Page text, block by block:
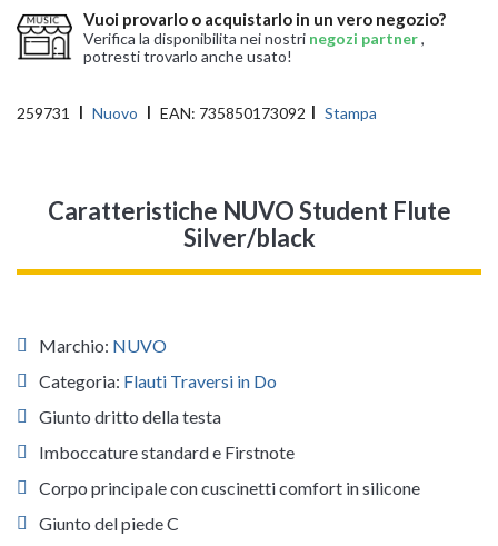
Vuoi provarlo o acquistarlo in un vero negozio?
Verifica la disponibilita nei nostri negozi partner,
potresti trovarlo anche usato!
259731 Nuovo EAN: 735850173092 Stampa
Caratteristiche NUVO Student Flute
Silver/black
Marchio: NUVO
Categoria: Flauti Traversi in Do
Giunto dritto della testa
Imboccature standard e Firstnote
Corpo principale con cuscinetti comfort in silicone
Giunto del piede C